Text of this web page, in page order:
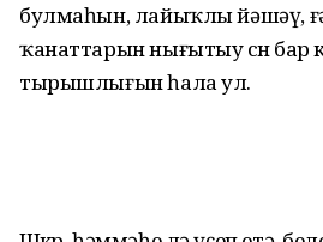
булмаһын, лайыҡлы йәшәү,
ҡанаттарын нығытыу өсөн бар
тырышлығын һала ул.